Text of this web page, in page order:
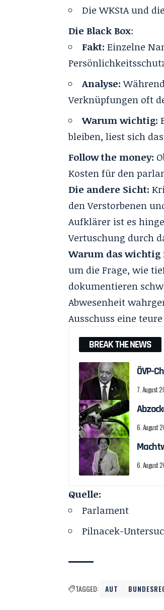
Die WKStA und
Die Black Box:
Fakt: Einzelne
Analyse:
Verknüpfungen oft
Warum wichtig:
bleiben, liest sich
Follow the money:
Kosten für den
Die andere Sicht:
den Verstorbenen
Aufklärer ist es
Vertuschung durch
Warum das wichtig
um die Frage, wie
dokumentieren
Abwesenheit
Ausschuss eine
BREAK THE NEWS
ÖVP-
7. August
6. August
6. August
Quelle:
Parlament
Pilnacek-
TAGGED: AUT